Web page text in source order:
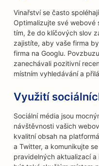
Vinařství se často
Optimalizujte své
tím, že do klíčových slov
zajistíte, aby vaše firma
firma na Googlu.
zanechávali pozitivní
místním vyhledávání a
Využití
Sociální média jsou
návštěvnosti vašich
kvalitní obsah na
a Twitter, a komunikujte
pravidelných aktualizací a